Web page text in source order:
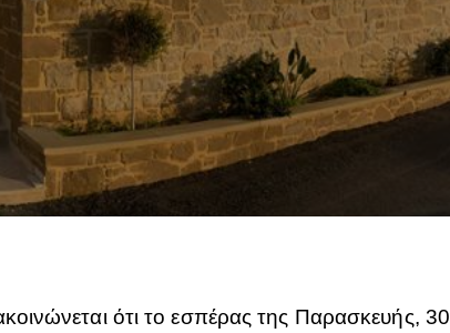
ότι το εσπέρας της Παρασκευής, 30